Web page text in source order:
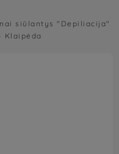
siūlantys"Depiliacija"
Klaipėda